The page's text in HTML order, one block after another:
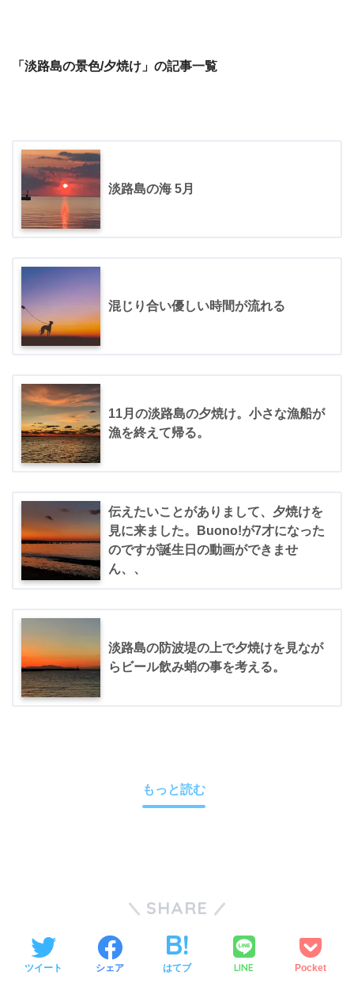
「淡路島の景色/夕焼け」の記事一覧
淡路島の海 5月
混じり合い優しい時間が流れる
11月の淡路島の夕焼け。小さな漁船が
漁を終えて帰る。
伝えたいことがありまして、夕焼けを
見に来ました。Buono!が7才になった
のですが誕生日の動画ができませ
ん、、
淡路島の防波堤の上で夕焼けを見なが
らビール飲み蛸の事を考える。
もっと読む
SHARE
ツイート シェア はてブ LINE Pocket